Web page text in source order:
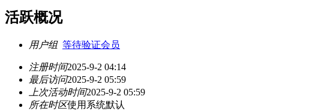
活跃概况
用户组 等待验证会员
注册时间2025-9-2 04:14
最后访问2025-9-2 05:59
上次活动时间2025-9-2 05:59
所在时区使用系统默认